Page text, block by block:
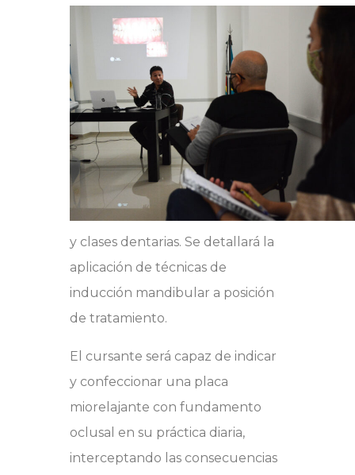
y clases dentarias. Se detallará la
aplicación de técnicas de
inducción mandibular a posición
de tratamiento.
El cursante será capaz de indicar
y confeccionar una placa
miorelajante con fundamento
oclusal en su práctica diaria,
interceptando las consecuencias